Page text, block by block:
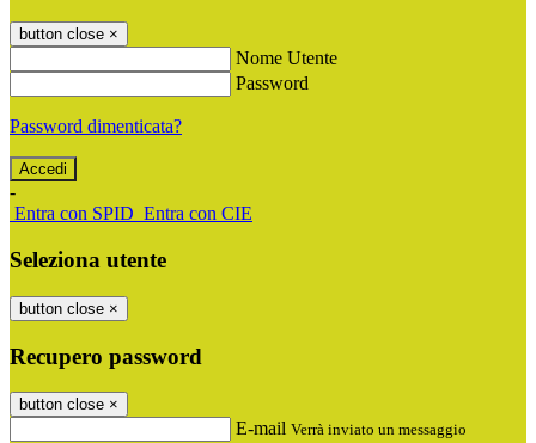
button close ×
Nome Utente
Password
Password dimenticata?
-
Entra con SPID Entra con CIE
Seleziona utente
button close ×
Recupero password
button close ×
E-mail Verrà inviato un messaggio